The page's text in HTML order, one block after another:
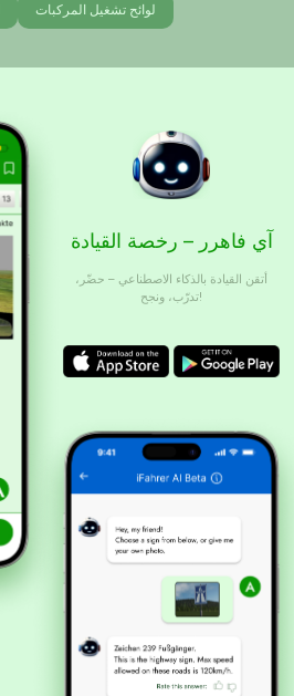
لوائح تشغيل المركبات
آي فاهرر – رخصة القيادة
أتقن القيادة بالذكاء الاصطناعي – حضّر،
تدرّب، ونجح!